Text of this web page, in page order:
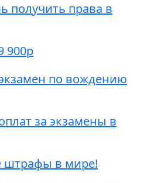
получить права в
900р
по вождению
за экзамены в
в мире!